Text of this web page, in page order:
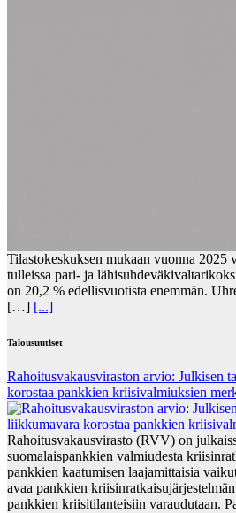
Tilastokeskuksen mukaan vuonna 2025
tulleissa pari- ja
on 20,2 % edellisvuotista enemmän.
[…] [...]
Talousuutiset
Rahoitusvakausviraston arvio: Julkisen
korostaa pankkien kriisivalmiuksien
Rahoitusvakausvirasto (RVV) on
suomalaispankkien valmiudesta
pankkien kaatumisen laajamittaisia
avaa pankkien
pankkien kriisitilanteisiin varaudutaan.